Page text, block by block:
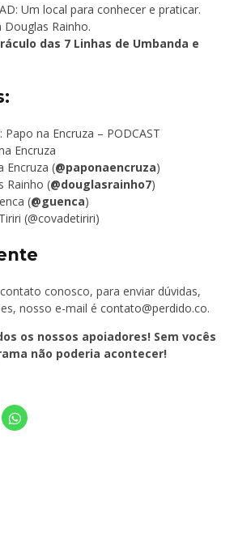
Um local para conhecer e praticar.
Rainho.
das 7 Linhas de Umbanda e
Papo na Encruza – PODCAST
Encruza
Encruza (@paponaencruza)
Rainho (@douglasrainho7)
(@guenca)
(@covadetiriri)
conosco, para enviar dúvidas,
nosso e-mail é contato@perdido.co.
os nossos apoiadores! Sem vocês
não poderia acontecer!
Clique
para